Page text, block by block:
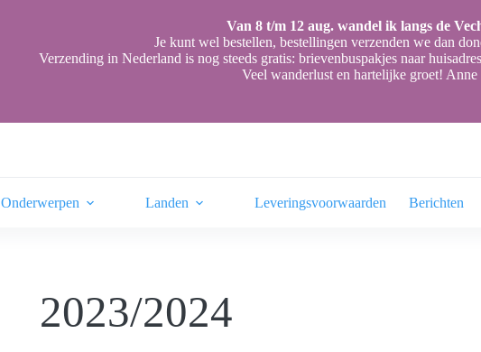
Van 8 t/m 12 aug. wandel ik langs de
Je kunt wel bestellen, bestellingen verzenden we dan
Verzending in Nederland is nog steeds gratis: brievenbuspakjes naar
Veel wanderlust en hartelijke groet! Anne
Onderwerpen Landen Leveringsvoorwaarden Berichten
2023/2024